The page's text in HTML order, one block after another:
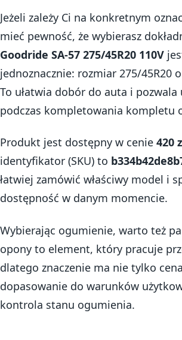
Jeżeli zależy Ci na konkretnym
mieć pewność, że wybierasz
Goodride SA-57 275/45R20 110V
jednoznacznie: rozmiar 275/45R20
To ułatwia dobór do auta i pozwala
podczas kompletowania kompletu
Produkt jest dostępny w cenie 420
identyfikator (SKU) to
łatwiej zamówić właściwy model i
dostępność w danym momencie.
Wybierając ogumienie, warto też
opony to element, który pracuje
dlatego znaczenie ma nie tylko
dopasowanie do warunków
kontrola stanu ogumienia.